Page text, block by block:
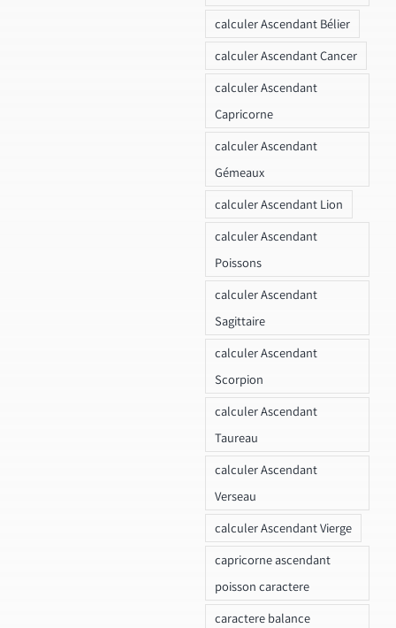
calculer Ascendant Bélier
calculer Ascendant Cancer
calculer Ascendant
Capricorne
calculer Ascendant
Gémeaux
calculer Ascendant Lion
calculer Ascendant
Poissons
calculer Ascendant
Sagittaire
calculer Ascendant
Scorpion
calculer Ascendant
Taureau
calculer Ascendant
Verseau
calculer Ascendant Vierge
capricorne ascendant
poisson caractere
caractere balance